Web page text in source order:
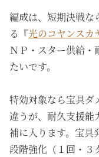
編成は、短期決戦な
る『光のコヤンスカ
ＮＰ・スター供給・
たいです。
特効対象なら宝具ダ
違うが、耐久支援能
補に入ります。宝具
段階強化（１回・３